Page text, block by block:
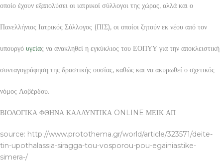
οποίο έχουν εξαπολύσει οι ιατρικοί σύλλογοι της χώρας, αλλά και ο
Πανελλήνιος Ιατρικός Σύλλογος (ΠΙΣ), οι οποίοι ζητούν εκ νέου από τον
υπουργό υγείας να ανακληθεί η εγκύκλιος του ΕΟΠΥΥ για την αποκλειστική
συνταγογράφηση της δραστικής ουσίας, καθώς και να ακυρωθεί ο σχετικός
νόμος Λοβέρδου.
ΒΙΟΛΟΓΙΚΑ ΦΘΗΝΑ ΚΑΛΛΥΝΤΙΚΑ ONLINE ΜΕΙΚ ΑΠ
source: http://www.protothema.gr/world/article/323571/deite-
tin-upothalassia-siragga-tou-vosporou-pou-egainiastike-
simera-/